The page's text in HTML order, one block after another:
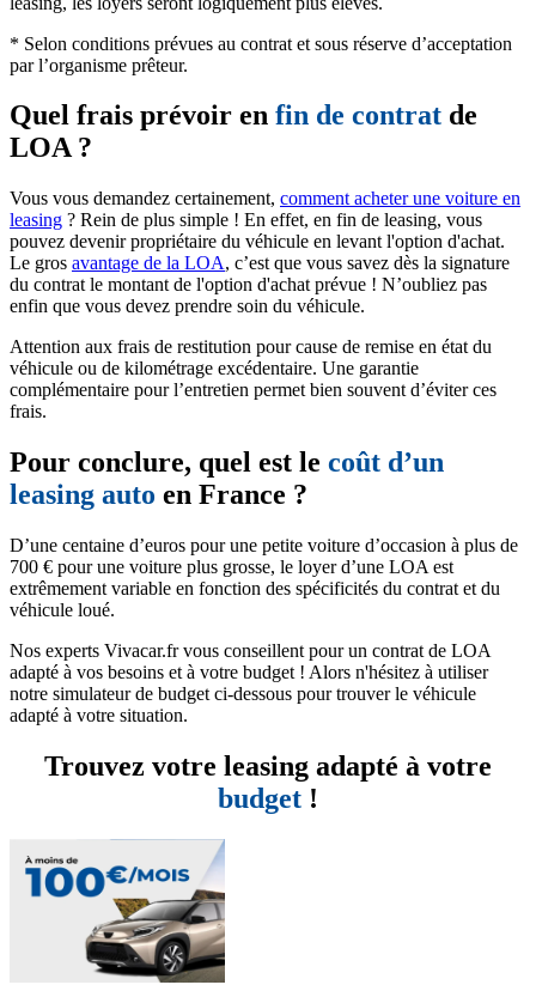
* Selon conditions prévues au contrat et sous réserve d’acceptation
par l’organisme prêteur.
Quel frais prévoir en fin de contrat de
LOA ?
Vous vous demandez certainement, comment acheter une voiture en
leasing ? Rein de plus simple ! En effet, en fin de leasing, vous
pouvez devenir propriétaire du véhicule en levant l'option d'achat.
Le gros avantage de la LOA, c’est que vous savez dès la signature
du contrat le montant de l'option d'achat prévue ! N’oubliez pas
enfin que vous devez prendre soin du véhicule.
Attention aux frais de restitution pour cause de remise en état du
véhicule ou de kilométrage excédentaire. Une garantie
complémentaire pour l’entretien permet bien souvent d’éviter ces
frais.
Pour conclure, quel est le coût d’un
leasing auto en France ?
D’une centaine d’euros pour une petite voiture d’occasion à plus de
700 € pour une voiture plus grosse, le loyer d’une LOA est
extrêmement variable en fonction des spécificités du contrat et du
véhicule loué.
Nos experts Vivacar.fr vous conseillent pour un contrat de LOA
adapté à vos besoins et à votre budget ! Alors n'hésitez à utiliser
notre simulateur de budget ci-dessous pour trouver le véhicule
adapté à votre situation.
Trouvez votre leasing adapté à votre
budget !